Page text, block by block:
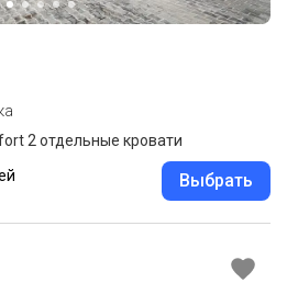
2 отдельные кровати
Выбрать